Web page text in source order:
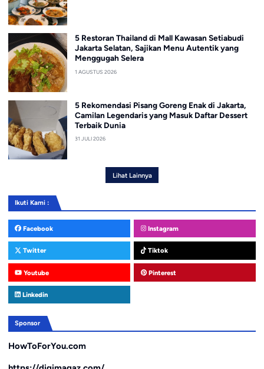
5 Restoran Thailand di Mall Kawasan Setiabudi
Jakarta Selatan, Sajikan Menu Autentik yang
Menggugah Selera
1 AGUSTUS 2026
5 Rekomendasi Pisang Goreng Enak di Jakarta,
Camilan Legendaris yang Masuk Daftar Dessert
Terbaik Dunia
31 JULI 2026
Lihat Lainnya
Ikuti Kami :
Facebook Instagram
Twitter Tiktok
Youtube Pinterest
Linkedin
Sponsor
HowToForYou.com